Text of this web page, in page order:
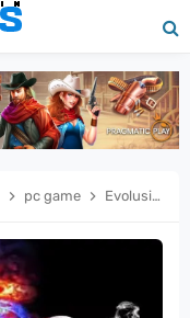
pc game Evolusi Point Blank: Nostalgia Era Warnet 2000-an